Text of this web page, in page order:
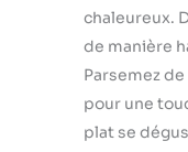
chaleureux.
de manière
Parsemez
pour une
plat se